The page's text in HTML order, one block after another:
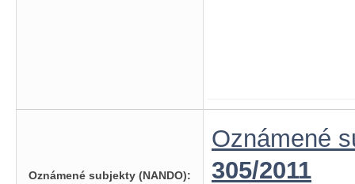
Oznámené subjekty (NANDO):
Oznámené
305/2011